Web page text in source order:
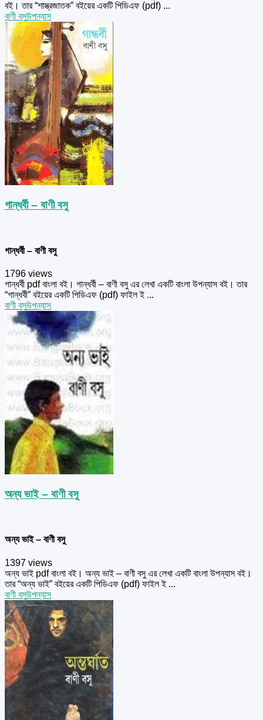
বই। তার “শাস্ত্রজাতক” বইয়ের একটি পিডিএফ (pdf) ...
বাণী বসুউপন্যাস
গান্ধর্বী – বাণী বসু
গান্ধর্বী – বাণী বসু
1796 views
গান্ধর্বী pdf বাংলা বই। গান্ধর্বী – বাণী বসু এর লেখা একটি বাংলা উপন্যাস বই। তার
“গান্ধর্বী” বইয়ের একটি পিডিএফ (pdf) ফাইল ই ...
বাণী বসুউপন্যাস
অন্য ভাই – বাণী বসু
অন্য ভাই – বাণী বসু
1397 views
অন্য ভাই pdf বাংলা বই। অন্য ভাই – বাণী বসু এর লেখা একটি বাংলা উপন্যাস বই।
তার “অন্য ভাই” বইয়ের একটি পিডিএফ (pdf) ফাইল ই ...
বাণী বসুউপন্যাস